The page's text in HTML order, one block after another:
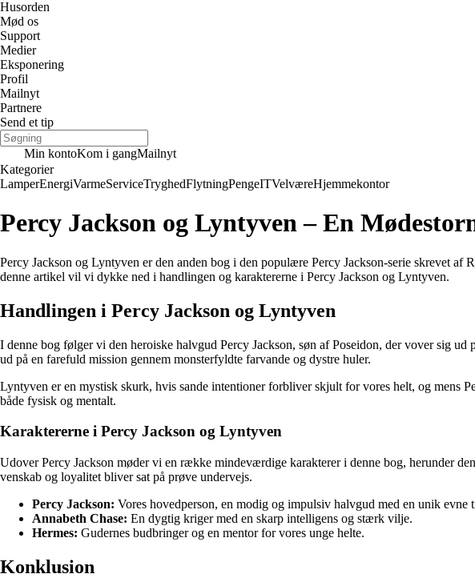
Husorden
Mød os
Support
Medier
Eksponering
Profil
Mailnyt
Partnere
Send et tip
Min kontoKom i gangMailnyt
Kategorier
LamperEnergiVarmeServiceTryghedFlytningPengeITVelværeHjemmekontor
Percy Jackson og Lyntyven – En
Percy Jackson og Lyntyven er den anden bog i den populære Percy Jackson-serie skrevet
denne artikel vil vi dykke ned i handlingen og karaktererne i Percy Jackson og Lyntyven.
Handlingen i Percy Jackson og Lyntyven
I denne bog følger vi den heroiske halvgud Percy Jackson, søn af Poseidon, der vover sig
ud på en farefuld mission gennem monsterfyldte farvande og dystre huler.
Lyntyven er en mystisk skurk, hvis sande intentioner forbliver skjult for vores helt, og mens
både fysisk og mentalt.
Karaktererne i Percy Jackson og Lyntyven
Udover Percy Jackson møder vi en række mindeværdige karakterer i denne bog, herunder
venskab og loyalitet bliver sat på prøve undervejs.
Percy Jackson: Vores hovedperson, en modig og impulsiv halvgud med en unik
Annabeth Chase: En dygtig kriger med en skarp intelligens og stærk vilje.
Hermes: Gudernes budbringer og en mentor for vores unge helte.
Konklusion